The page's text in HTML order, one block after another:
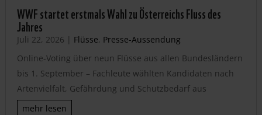
WWF startet erstmals Wahl zu Österreichs Fluss des
Jahres
Juli 22, 2026 | Flüsse, Presse-Aussendung
Online-Voting über neun Flüsse aus allen Bundesländern
bis 1. September – Fachleute wählten Kandidaten nach
Artenvielfalt, Gefährdung und Schutzbedarf aus
mehr lesen